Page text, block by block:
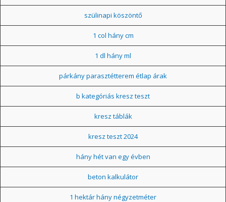
szülinapi köszöntő
1 col hány cm
1 dl hány ml
párkány parasztétterem étlap árak
b kategóriás kresz teszt
kresz táblák
kresz teszt 2024
hány hét van egy évben
beton kalkulátor
1 hektár hány négyzetméter